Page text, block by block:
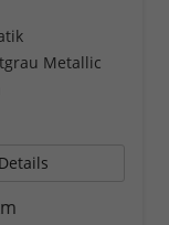
Metallic
Details